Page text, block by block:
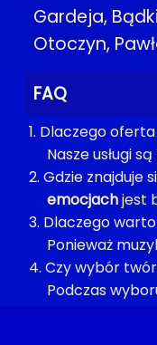
Gardeja,
Otoczyn,
FAQ
1. Dlaczego
Nasze usługi
2. Gdzie znajduje
emocjachjest
3. Dlaczego
Ponieważ
4. Czy wybór
Podczas